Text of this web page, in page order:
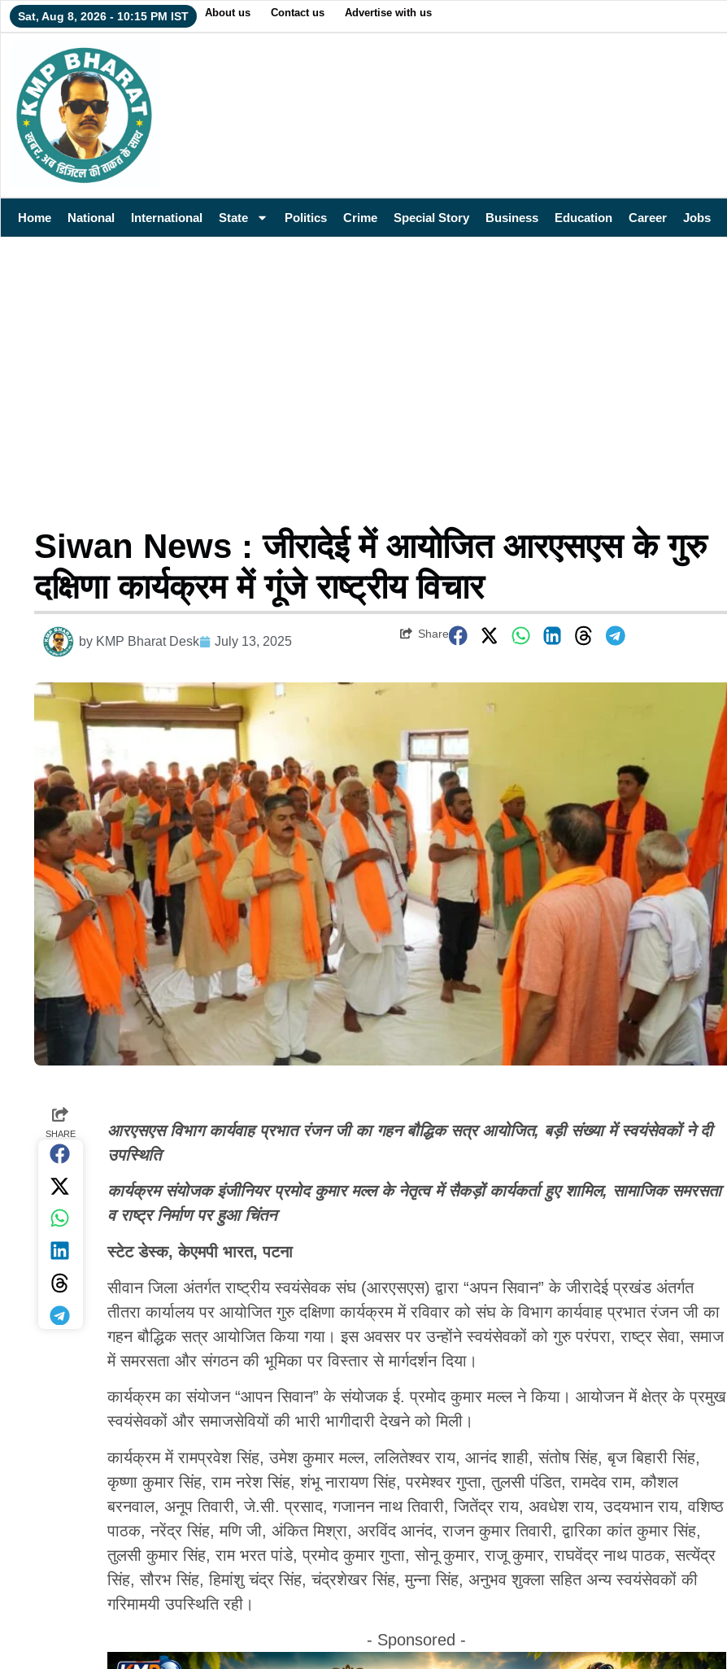
Sat, Aug 8, 2026 - 10:15 PM IST About us Contact us Advertise with us
Home National International State Politics Crime Special Story Business Education Career Jobs
Siwan News : जीरादेई में आयोजित आरएसएस के गुरु
दक्षिणा कार्यक्रम में गूंजे राष्ट्रीय विचार
by KMP Bharat Desk July 13, 2025
Share
SHARE
आरएसएस विभाग कार्यवाह प्रभात रंजन जी का गहन बौद्धिक सत्र आयोजित, बड़ी संख्या में स्वयंसेवकों ने दी
उपस्थिति
कार्यक्रम संयोजक इंजीनियर प्रमोद कुमार मल्ल के नेतृत्व में सैकड़ों कार्यकर्ता हुए शामिल, सामाजिक समरसता
व राष्ट्र निर्माण पर हुआ चिंतन
स्टेट डेस्क, केएमपी भारत, पटना
सीवान जिला अंतर्गत राष्ट्रीय स्वयंसेवक संघ (आरएसएस) द्वारा “अपन सिवान” के जीरादेई प्रखंड अंतर्गत
तीतरा कार्यालय पर आयोजित गुरु दक्षिणा कार्यक्रम में रविवार को संघ के विभाग कार्यवाह प्रभात रंजन जी का
गहन बौद्धिक सत्र आयोजित किया गया। इस अवसर पर उन्होंने स्वयंसेवकों को गुरु परंपरा, राष्ट्र सेवा, समाज
में समरसता और संगठन की भूमिका पर विस्तार से मार्गदर्शन दिया।
कार्यक्रम का संयोजन “आपन सिवान” के संयोजक ई. प्रमोद कुमार मल्ल ने किया। आयोजन में क्षेत्र के प्रमुख
स्वयंसेवकों और समाजसेवियों की भारी भागीदारी देखने को मिली।
कार्यक्रम में रामप्रवेश सिंह, उमेश कुमार मल्ल, ललितेश्वर राय, आनंद शाही, संतोष सिंह, बृज बिहारी सिंह,
कृष्णा कुमार सिंह, राम नरेश सिंह, शंभू नारायण सिंह, परमेश्वर गुप्ता, तुलसी पंडित, रामदेव राम, कौशल
बरनवाल, अनूप तिवारी, जे.सी. प्रसाद, गजानन नाथ तिवारी, जितेंद्र राय, अवधेश राय, उदयभान राय, वशिष्ठ
पाठक, नरेंद्र सिंह, मणि जी, अंकित मिश्रा, अरविंद आनंद, राजन कुमार तिवारी, द्वारिका कांत कुमार सिंह,
तुलसी कुमार सिंह, राम भरत पांडे, प्रमोद कुमार गुप्ता, सोनू कुमार, राजू कुमार, राघवेंद्र नाथ पाठक, सत्येंद्र
सिंह, सौरभ सिंह, हिमांशु चंद्र सिंह, चंद्रशेखर सिंह, मुन्ना सिंह, अनुभव शुक्ला सहित अन्य स्वयंसेवकों की
गरिमामयी उपस्थिति रही।
- Sponsored -